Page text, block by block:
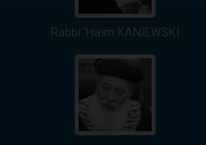
Rabbi 'Haïm KANIEWSKI